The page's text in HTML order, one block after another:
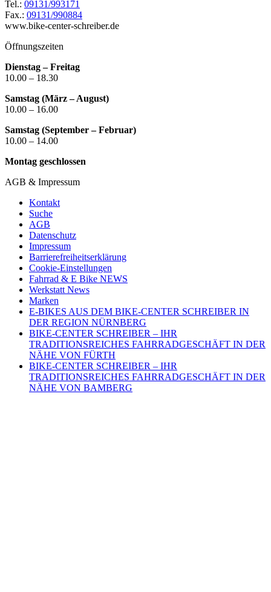
Tel.: 09131/993171
Fax.: 09131/990884
www.bike-center-schreiber.de
Öffnungszeiten
Dienstag – Freitag
10.00 – 18.30
Samstag (März – August)
10.00 – 16.00
Samstag (September – Februar)
10.00 – 14.00
Montag geschlossen
AGB & Impressum
Kontakt
Suche
AGB
Datenschutz
Impressum
Barrierefreiheitserklärung
Cookie-Einstellungen
Fahrrad & E Bike NEWS
Werkstatt News
Marken
E-BIKES AUS DEM BIKE-CENTER SCHREIBER IN
DER REGION NÜRNBERG
BIKE-CENTER SCHREIBER – IHR
TRADITIONSREICHES FAHRRADGESCHÄFT IN DER
NÄHE VON FÜRTH
BIKE-CENTER SCHREIBER – IHR
TRADITIONSREICHES FAHRRADGESCHÄFT IN DER
NÄHE VON BAMBERG